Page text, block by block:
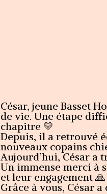
César, jeune Basset
de vie. Une étape
chapitre 💛
Depuis, il a retrouvé
nouveaux copains
Aujourd’hui, César a
Un immense merci à
et leur engagement 🙏
Grâce à vous, César